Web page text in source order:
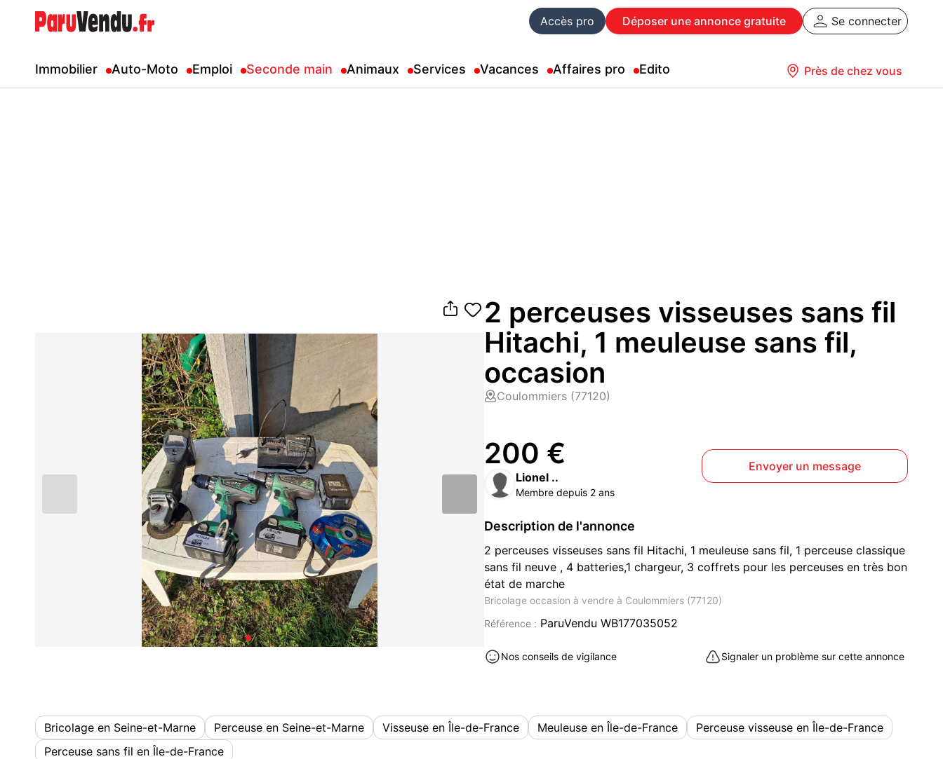
Accès pro Déposer une annonce gratuite Se connecter
Immobilier Auto-Moto Emploi Seconde main Animaux Services Vacances Affaires pro Edito Près de chez vous
2 perceuses visseuses sans fil
Hitachi, 1 meuleuse sans fil,
occasion
Coulommiers (77120)
200 €
Lionel ..
Membre depuis 2 ans
Envoyer un message
Description de l'annonce
2 perceuses visseuses sans fil Hitachi, 1 meuleuse sans fil, 1 perceuse classique
sans fil neuve , 4 batteries,1 chargeur, 3 coffrets pour les perceuses en très bon
état de marche
Bricolage occasion à vendre à Coulommiers (77120)
Référence : ParuVendu WB177035052
Nos conseils de vigilance Signaler un problème sur cette annonce
Bricolage en Seine-et-Marne Perceuse en Seine-et-Marne Visseuse en Île-de-France Meuleuse en Île-de-France
Perceuse visseuse en Île-de-France
Perceuse sans fil en Île-de-France